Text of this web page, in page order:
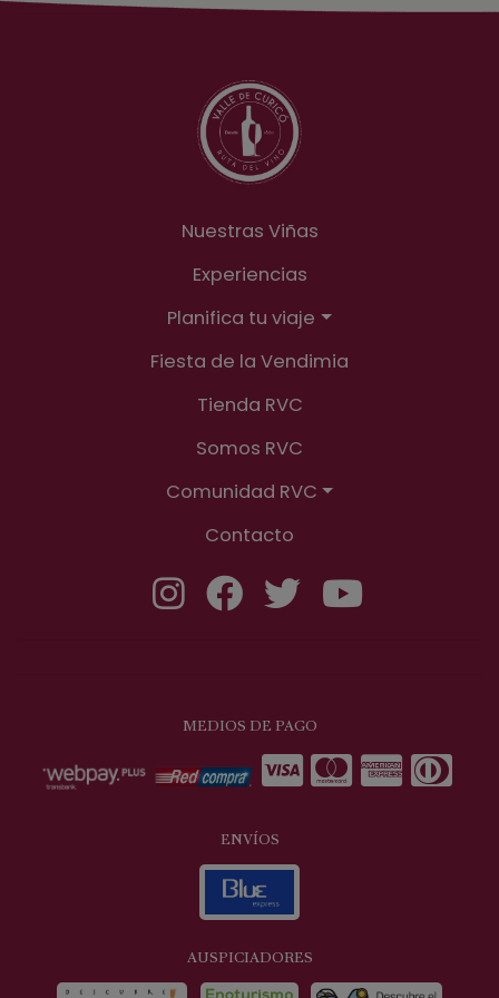
COMPLETAR LOS DATOS COMPLEMENTARIOS
Nuestras Viñas
Experiencias
Planifica tu viaje
Fiesta de la Vendimia
Tienda RVC
Somos RVC
Comunidad RVC
Contacto
MEDIOS DE PAGO
ENVÍOS
AUSPICIADORES